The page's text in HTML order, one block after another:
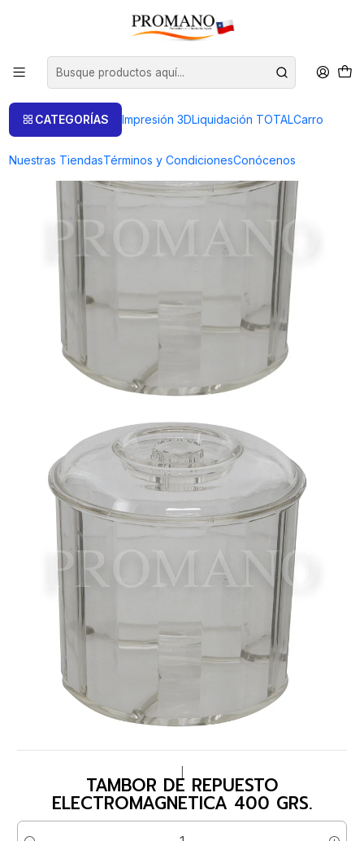
CATEGORÍAS Impresión 3DLiquidación TOTALCarro
Nuestras TiendasTérminos y CondicionesConócenos
Inicio Repuestos
TAMBOR DE REPUESTO ELECTROMAGNETICA 400 GRS.
TAMBOR DE REPUESTO
ELECTROMAGNETICA 400 GRS.